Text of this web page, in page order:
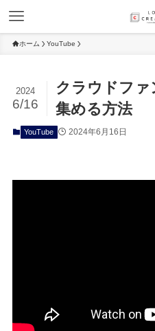
ホーム YouTube
クラウドファ
集める方法
2024
6/16
YouTube 2024年6月16日